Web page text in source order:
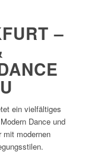
–
ein vielfältiges
Dance und
mit modernen